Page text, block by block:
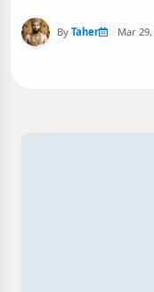
By Taher Mar